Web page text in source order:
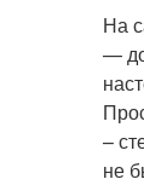
На
—
–
не